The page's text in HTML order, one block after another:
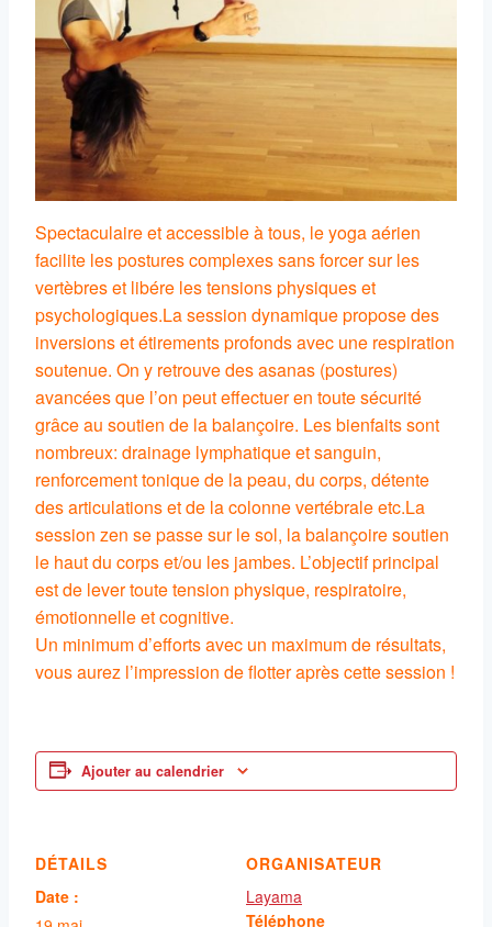
Spectaculaire et accessible à tous, le yoga aérien
facilite les postures complexes sans forcer sur les
vertèbres et libére les tensions physiques et
psychologiques.La session dynamique propose des
inversions et étirements profonds avec une respiration
soutenue. On y retrouve des asanas (postures)
avancées que l’on peut effectuer en toute sécurité
grâce au soutien de la balançoire. Les bienfaits sont
nombreux: drainage lymphatique et sanguin,
renforcement tonique de la peau, du corps, détente
des articulations et de la colonne vertébrale etc.La
session zen se passe sur le sol, la balançoire soutien
le haut du corps et/ou les jambes. L’objectif principal
est de lever toute tension physique, respiratoire,
émotionnelle et cognitive.
Un minimum d’efforts avec un maximum de résultats,
vous aurez l’impression de flotter après cette session !
Ajouter au calendrier
DÉTAILS
Date :
ORGANISATEUR
Layama
Téléphone